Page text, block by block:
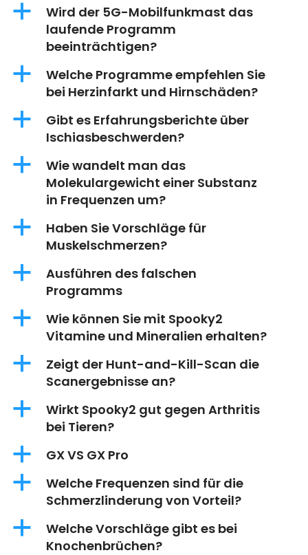
a
Wird der 5G-Mobilfunkmast das
laufende Programm
beeinträchtigen?
a
Welche Programme empfehlen Sie
bei Herzinfarkt und Hirnschäden?
a
Gibt es Erfahrungsberichte über
Ischiasbeschwerden?
a
Wie wandelt man das
Molekulargewicht einer Substanz
in Frequenzen um?
a
Haben Sie Vorschläge für
Muskelschmerzen?
a
Ausführen des falschen
Programms
a
Wie können Sie mit Spooky2
Vitamine und Mineralien erhalten?
a
Zeigt der Hunt-and-Kill-Scan die
Scanergebnisse an?
a
Wirkt Spooky2 gut gegen Arthritis
bei Tieren?
a GX VS GX Pro
a
Welche Frequenzen sind für die
Schmerzlinderung von Vorteil?
a
Welche Vorschläge gibt es bei
Knochenbrüchen?